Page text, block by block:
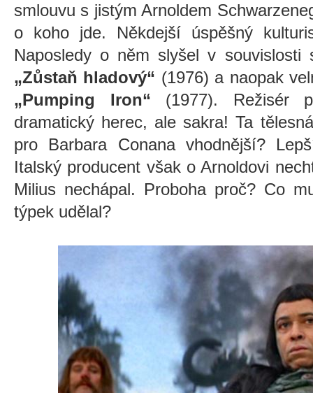
smlouvu s jistým Arnoldem
o koho jde. Někdejší úspěšný
Naposledy o něm slyšel v souvislosti
„Zůstaň hladový“ (1976) a naopak
„Pumping Iron“ (1977). Režisér
dramatický herec, ale sakra! Ta
pro Barbara Conana vhodnější?
Italský producent však o Arnoldovi
Milius nechápal. Proboha proč? Co
týpek udělal?